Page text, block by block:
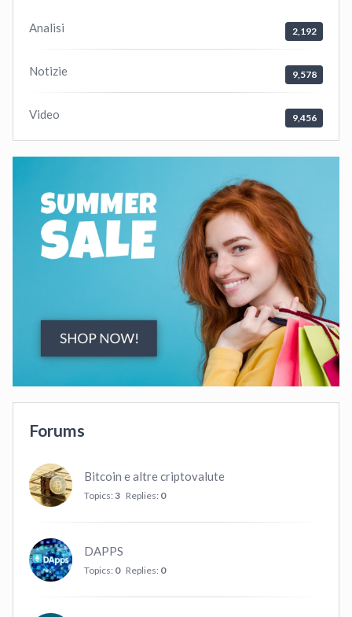
Analisi 2,192
Notizie 9,578
Video 9,456
Forums
Bitcoin e altre criptovalute
Topics: 3 Replies: 0
DAPPS
Topics: 0 Replies: 0